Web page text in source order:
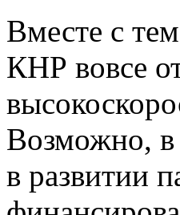
Вместе с
КНР вовсе
Возможно, в
в развитии